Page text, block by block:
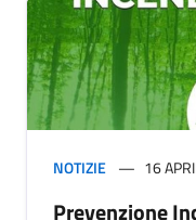
NOTIZIE 16
Prevenzione